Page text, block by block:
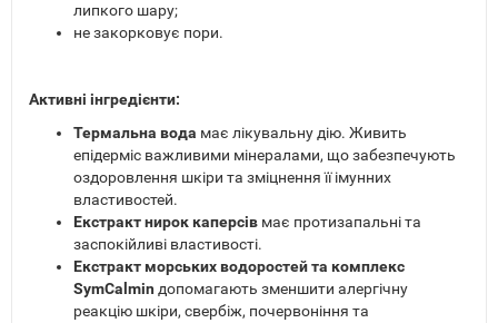
липкого шару;
не закорковує пори.
Активні інгредієнти:
Термальна вода має лікувальну дію. Живить
епідерміс важливими мінералами, що забезпечують
оздоровлення шкіри та зміцнення її імунних
властивостей.
Екстракт нирок каперсів має протизапальні та
заспокійливі властивості.
Екстракт морських водоростей та комплекс
SymCalmin допомагають зменшити алергічну
реакцію шкіри, свербіж, почервоніння та